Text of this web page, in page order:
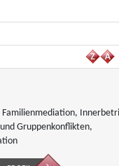
Familienmediation,
Gruppenkonflikten,